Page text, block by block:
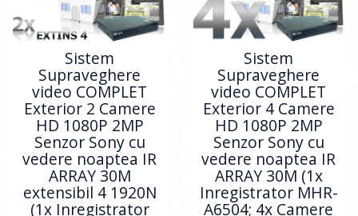
Sistem
Supraveghere
video COMPLET
Exterior 2 Camere
HD 1080P 2MP
Senzor Sony cu
vedere noaptea IR
ARRAY 30M
extensibil 4 1920N
(1x Inregistrator
Sistem
Supraveghere
video COMPLET
Exterior 4 Camere
HD 1080P 2MP
Senzor Sony cu
vedere noaptea IR
ARRAY 30M (1x
Inregistrator MHR-
A6504; 4x Camere